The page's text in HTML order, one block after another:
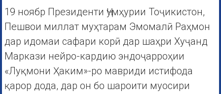
19 ноябр Президенти Ҷумҳурии Тоҷикистон,
Пешвои миллат муҳтарам Эмомалӣ Раҳмон
дар идомаи сафари корӣ дар шаҳри Хуҷанд
Маркази нейро-кардию эндоҷарроҳии
«Луқмони Ҳаким»-ро мавриди истифода
қарор дода, дар он бо шароити муосири